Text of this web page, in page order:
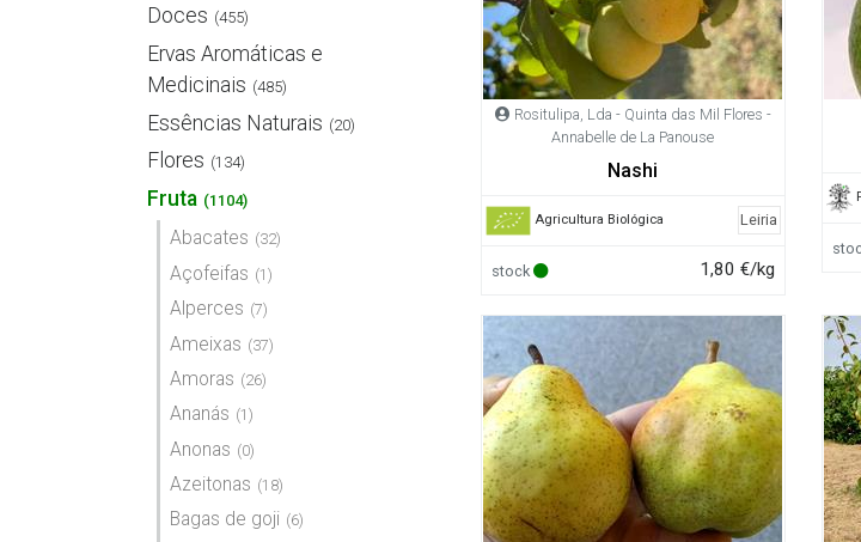
Doces (455)
Ervas Aromáticas e
Medicinais (485)
Essências Naturais (20)
Flores (134)
Fruta (1104)
Abacates (32)
Açofeifas (1)
Alperces (7)
Ameixas (37)
Amoras (26)
Ananás (1)
Anonas (0)
Azeitonas (18)
Bagas de goji (6)
Rositulipa, Lda - Quinta das Mil Flores -
Annabelle de La Panouse
Nashi
Agricultura Biológica Leiria
stock 1,80 €/kg